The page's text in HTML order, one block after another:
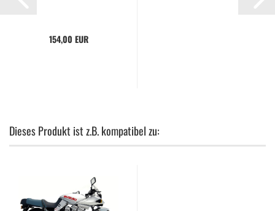
154,00 EUR
Dieses Produkt ist z.B. kompatibel zu: